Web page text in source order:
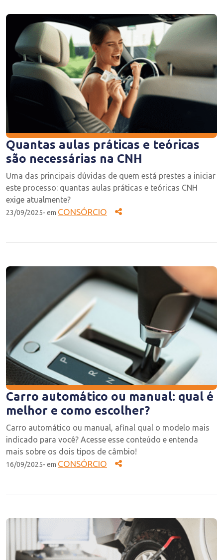
Quantas aulas práticas e teóricas
são necessárias na CNH
Uma das principais dúvidas de quem está prestes a iniciar
este processo: quantas aulas práticas e teóricas CNH
exige atualmente?
23/09/2025- em CONSÓRCIO
Carro automático ou manual: qual é
melhor e como escolher?
Carro automático ou manual, afinal qual o modelo mais
indicado para você? Acesse esse conteúdo e entenda
mais sobre os dois tipos de câmbio!
16/09/2025- em CONSÓRCIO